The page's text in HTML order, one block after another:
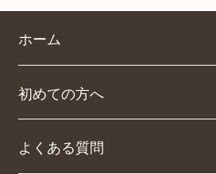
ホーム
初めての方へ
よくある質問